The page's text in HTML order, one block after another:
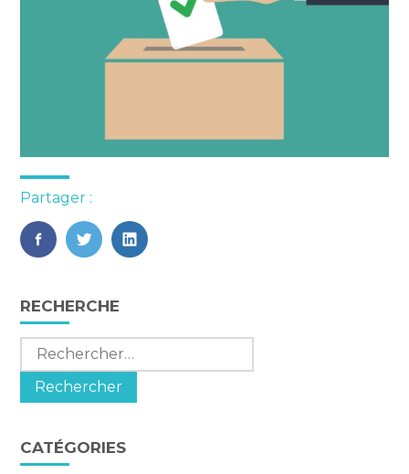
Partager :
FaceBook
TwitterLinkedIn
Blog
sidebar
RECHERCHE
Rechercher :
CATÉGORIES